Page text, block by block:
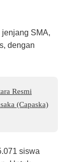
SMA,
dengan
Resmi
(Capaska)
siswa